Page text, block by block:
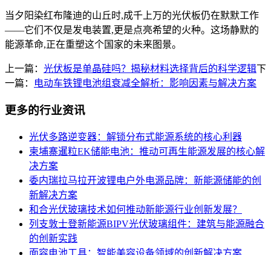
当夕阳染红布隆迪的山丘时,成千上万的光伏板仍在默默工作
——它们不仅是发电装置,更是点亮希望的火种。这场静默的
能源革命,正在重塑这个国家的未来图景。
上一篇： 光伏板是单晶硅吗？揭秘材料选择背后的科学逻辑下
一篇：
电动车铁锂电池组衰减全解析：影响因素与解决方案
更多的行业资讯
光伏多路逆变器：解锁分布式能源系统的核心利器
柬埔寨暹粒EK储能电池：推动可再生能源发展的核心解
决方案
委内瑞拉马拉开波锂电户外电源品牌：新能源储能的创
新解决方案
和合光伏玻璃技术如何推动新能源行业创新发展？
列支敦士登新能源BIPV光伏玻璃组件：建筑与能源融合
的创新实践
面容电池工具：智能美容设备领域的创新解决方案